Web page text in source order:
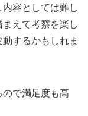
容としては難し
えて考察を楽し
するかもしれま
ので満足度も高